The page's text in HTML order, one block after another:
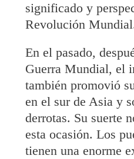
significado y
Revolución
En el pasado,
Guerra Mundial, el
también promovió
en el sur de Asia y
derrotas. Su suerte
esta ocasión. Los
tienen una enorme